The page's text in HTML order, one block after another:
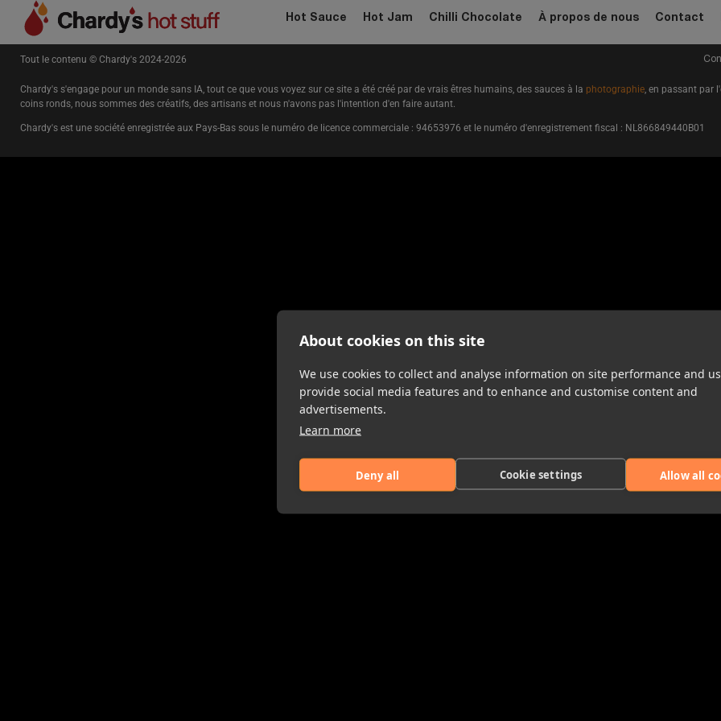
Hot Sauce Hot Jam Chilli Chocolate À propos de nous Contact
Chardy‘ shot stuff, fine artisan hot sauces, hot jams and chilli chocolates.
Tout le contenu © Chardy's 2024-2026
Chardy's s'engage pour un monde sans IA, tout ce que vous voyez sur ce site a été créé par de vrais êtres humains, des sauces à la photographie , en passant par
coins ronds, nous sommes des créatifs, des artisans et nous n'avons pas l'intention d'en faire autant.
Chardy's est une société enregistrée aux Pays-Bas sous le numéro de licence commerciale : 94653976 et le numéro d'enregistrement fiscal : NL866849440B01
About cookies on this site
We use cookies to collect and analyse information on site performance and
provide social media features and to enhance and customise content and
advertisements.
Learn more
Deny all Cookie settings Allow all